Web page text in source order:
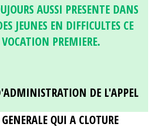
AUSSI PRESENTE DANS
JEUNES EN DIFFICULTES CE
PREMIERE.
DE L'APPEL
QUI A CLOTURE